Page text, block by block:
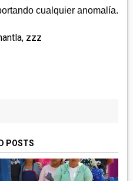
cualquier anomalía.
, zzz
POSTS